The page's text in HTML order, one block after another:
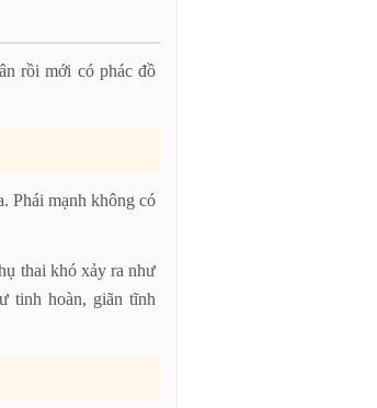
rồi mới có phác đồ
Phái mạnh không có
thai khó xảy ra như
tinh hoàn, giãn tĩnh